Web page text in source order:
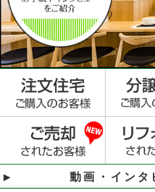
動画・インタ